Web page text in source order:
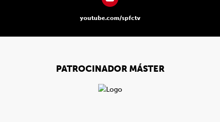
youtube.com/spfctv
PATROCINADOR MÁSTER